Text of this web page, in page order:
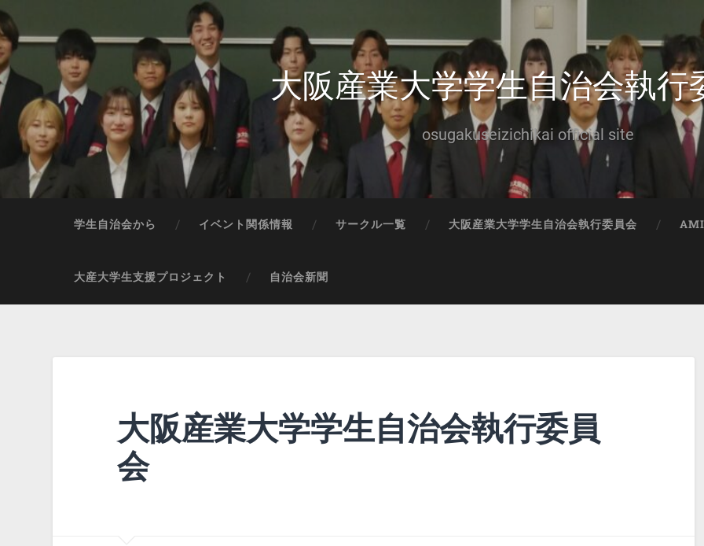
大阪産業大学学生自治会執行
osugakuseizichikai official site
学生自治会から イベント関係情報 サークル一覧 大阪産業大学学生自治会執行委員会
大産大学生支援プロジェクト 自治会新聞
大阪産業大学学生自治会執行委員
会